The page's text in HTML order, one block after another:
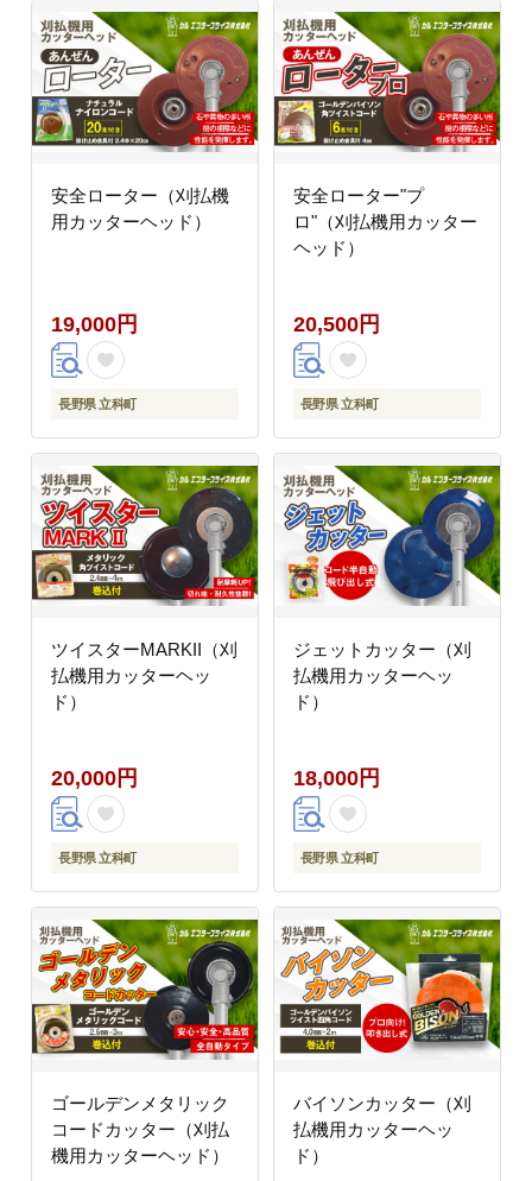
安全ローター（刈払機
用カッターヘッド）
19,000円
長野県 立科町
安全ローター"プ
ロ"（刈払機用カッター
ヘッド）
20,500円
長野県 立科町
ツイスターMARKII（刈
払機用カッターヘッ
ド）
20,000円
長野県 立科町
ジェットカッター（刈
払機用カッターヘッ
ド）
18,000円
長野県 立科町
ゴールデンメタリック
コードカッター（刈払
機用カッターヘッド）
バイソンカッター（刈
払機用カッターヘッ
ド）